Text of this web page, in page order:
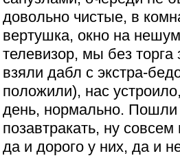
довольно чистые, в
вертушка, окно на
телевизор, мы без торга
взяли дабл с экстра-
положили), нас
день, нормально.
позавтракать, ну
да и дорого у них, да и